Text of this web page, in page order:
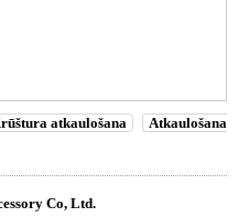
atkaulošana
Atkaulošana
Co, Ltd.